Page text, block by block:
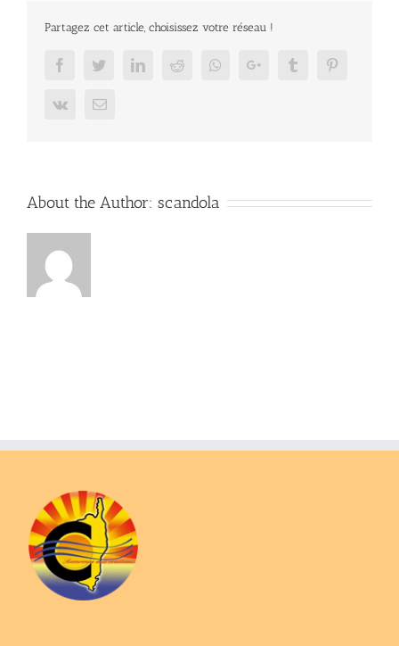
Partagez cet article, choisissez votre réseau !
FacebookTwitterLinkedInReddit WhatsappGoogle+ Tumblr
Vk Email
About the Author: scandola